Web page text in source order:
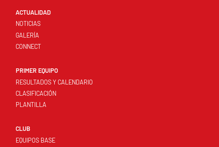
ACTUALIDAD
NOTICIAS
GALERÍA
CONNECT
PRIMER EQUIPO
RESULTADOS Y CALENDARIO
CLASIFICACIÓN
PLANTILLA
CLUB
EQUIPOS BASE